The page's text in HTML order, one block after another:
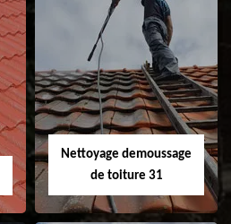
Isolation toiture 31
Nettoyage demoussage
de toiture 31